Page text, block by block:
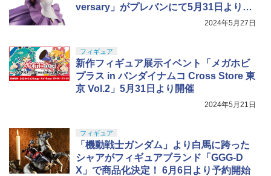
versary」がプレバンにて5月31日より抽
2024年5月27日
フィギュア
新作フィギュア展示イベント「メガホビ
プラス in バンダイナムコ Cross Store 東
京 Vol.2」5月31日より開催
2024年5月21日
フィギュア
「機動戦士ガンダム」より白馬に跨った
シャアがフィギュアブランド「GGG-D
X」で商品化決定！ 6月6日より予約開始